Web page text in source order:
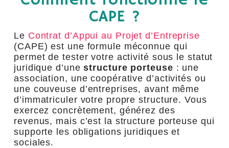
CAPE ?
Le Contrat d’Appui au Projet d’Entreprise
(CAPE) est une formule méconnue qui
permet de tester votre activité sous le statut
juridique d’unestructure porteuse : une
association, une coopérative d’activités ou
une couveuse d’entreprises, avant même
d’immatriculer votre propre structure. Vous
exercez concrètement, générez des
revenus, mais c’est la structure porteuse qui
supporte les obligations juridiques et
sociales.